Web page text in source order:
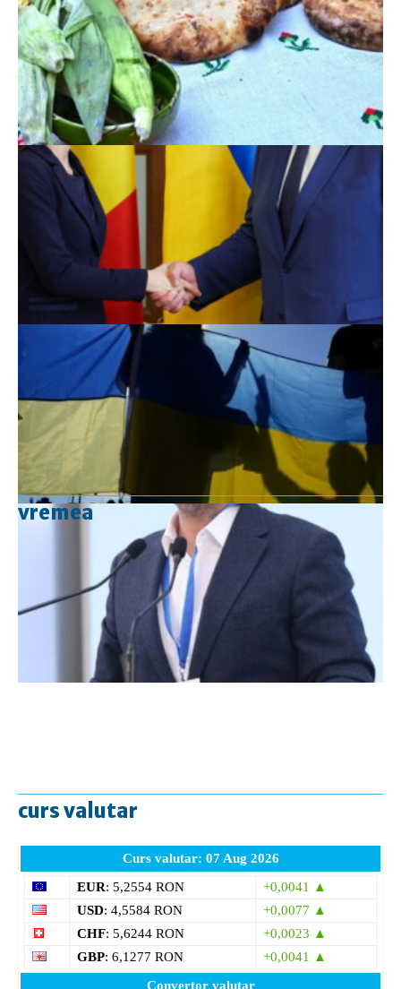
vremea
curs valutar
Curs valutar: 07 Aug 2026
EUR: 5,2554 RON
+0,0041 ▲
USD: 4,5584 RON
+0,0077 ▲
CHF: 5,6244 RON
+0,0023 ▲
GBP: 6,1277 RON
+0,0041 ▲
Convertor valutar